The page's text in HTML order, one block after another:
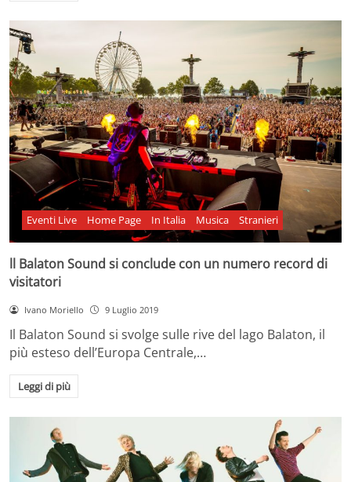
Eventi Live Home Page In Italia Musica Stranieri
ll Balaton Sound si conclude con un numero record di
visitatori
Ivano Moriello 9 Luglio 2019
Il Balaton Sound si svolge sulle rive del lago Balaton, il
più esteso dell’Europa Centrale,…
Leggi di più